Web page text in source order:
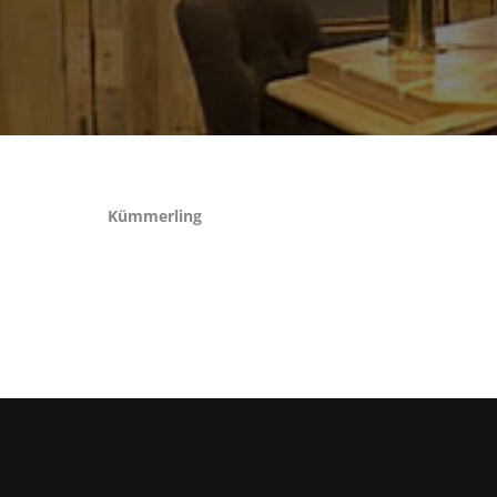
Kümmerling